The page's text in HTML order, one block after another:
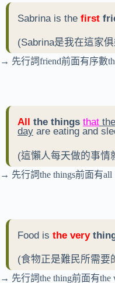
Sabrina is the first
(Sabrina是我在這家
→ 先行詞friend前面有序數
All the things that
day are eating and
(這懶人每天做的事情
→ 先行詞the things前面有all
Food is the very
(食物正是難民所需要
→ 先行詞the thing前面有the